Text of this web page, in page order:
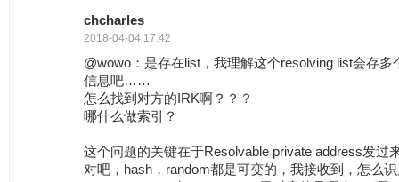
chcharles
2018-04-04 17:42
@wowo：是存在list，我理解这个resolving list会存多
信息吧……
怎么找到对方的IRK啊？？？
哪什么做索引？
这个问题的关键在于Resolvable private address发过
对吧，hash，random都是可变的，我接收到，怎么